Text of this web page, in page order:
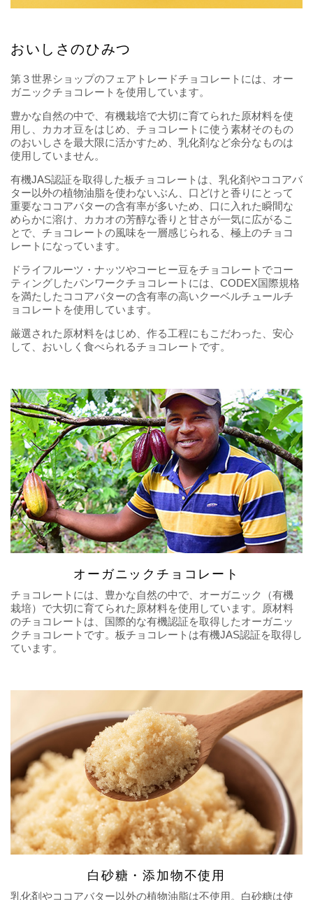
おいしさのひみつ
第３世界ショップのフェアトレードチョコレートには、オー
ガニックチョコレートを使用しています。
豊かな自然の中で、有機栽培で大切に育てられた原材料を使
用し、カカオ豆をはじめ、チョコレートに使う素材そのもの
のおいしさを最大限に活かすため、乳化剤など余分なものは
使用していません。
有機JAS認証を取得した板チョコレートは、乳化剤やココアバ
ター以外の植物油脂を使わないぶん、口どけと香りにとって
重要なココアバターの含有率が多いため、口に入れた瞬間な
めらかに溶け、カカオの芳醇な香りと甘さが一気に広がるこ
とで、チョコレートの風味を一層感じられる、極上のチョコ
レートになっています。
ドライフルーツ・ナッツやコーヒー豆をチョコレートでコー
ティングしたパンワークチョコレートには、CODEX国際規格
を満たしたココアバターの含有率の高いクーベルチュールチ
ョコレートを使用しています。
厳選された原材料をはじめ、作る工程にもこだわった、安心
して、おいしく食べられるチョコレートです。
オーガニックチョコレート
チョコレートには、豊かな自然の中で、オーガニック（有機
栽培）で大切に育てられた原材料を使用しています。原材料
のチョコレートは、国際的な有機認証を取得したオーガニッ
クチョコレートです。板チョコレートは有機JAS認証を取得し
ています。
白砂糖・添加物不使用
乳化剤やココアバター以外の植物油脂は不使用。白砂糖は使